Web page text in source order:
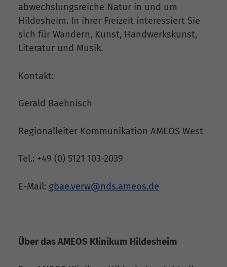
abwechslungsreiche Natur in und um
Hildesheim. In ihrer Freizeit interessiert Sie
sich für Wandern, Kunst, Handwerkskunst,
Literatur und Musik.
Kontakt:
Gerald Baehnisch
Regionalleiter Kommunikation AMEOS West
Tel.: +49 (0) 5121 103-2039
E-Mail: gbae.verw@nds.ameos.de
Über das AMEOS Klinikum Hildesheim